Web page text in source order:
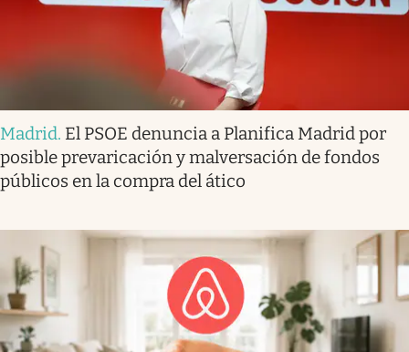
Madrid. El PSOE denuncia a Planifica Madrid por
posible prevaricación y malversación de fondos
públicos en la compra del ático